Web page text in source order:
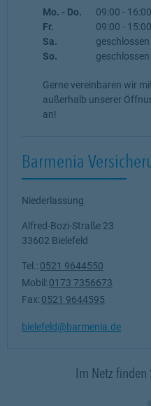
Wochentag
Mo. - Do. 09:00 - 16:00
Fr.
09:00 - 15:00
Sa.
geschlossen
So.
geschlossen
Gerne vereinbaren wir
außerhalb unserer
an!
Barmenia
Niederlassung
Alfred-Bozi-Straße 23
33602 Bielefeld
Tel.: 0521 9644550
Mobil: 0173 7356673
Fax: 0521 9644595
bielefeld@barmenia.de
Im Netz finden